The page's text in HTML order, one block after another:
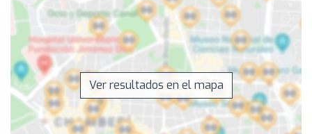
Ver resultados en el mapa